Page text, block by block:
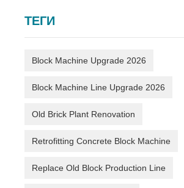
ТЕГИ
Block Machine Upgrade 2026
Block Machine Line Upgrade 2026
Old Brick Plant Renovation
Retrofitting Concrete Block Machine
Replace Old Block Production Line